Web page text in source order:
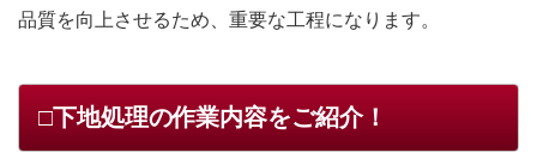
品質を向上させるため、重要な工程になります。
□下地処理の作業内容をご紹介！